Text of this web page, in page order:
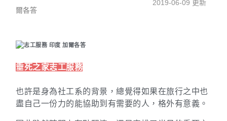
爾各答
2019-06-09 更新
垂死之家志工服務
也許是身為社工系的背景，總覺得如果在旅行之中也
盡自己一份力的能協助到有需要的人，格外有意義。